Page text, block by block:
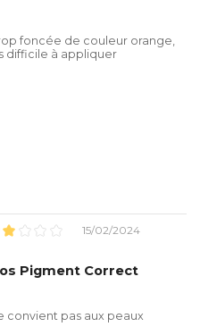
foncée de couleur orange,
difficile à appliquer
15/02/2024
Pigment Correct
convient pas aux peaux